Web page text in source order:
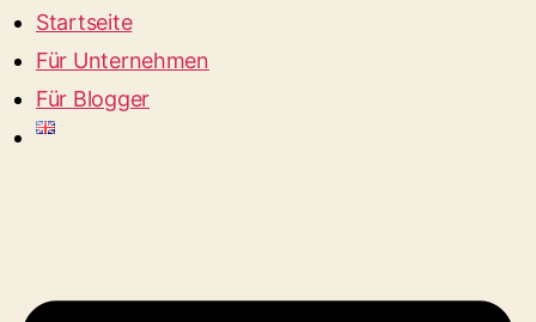
Startseite
Für Unternehmen
Für Blogger